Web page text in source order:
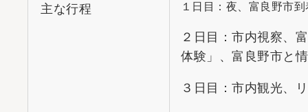
主な行程 １日目：夜、富良野市到
２日目：市内視察、
体験」、富良野市と
３日目：市内観光、